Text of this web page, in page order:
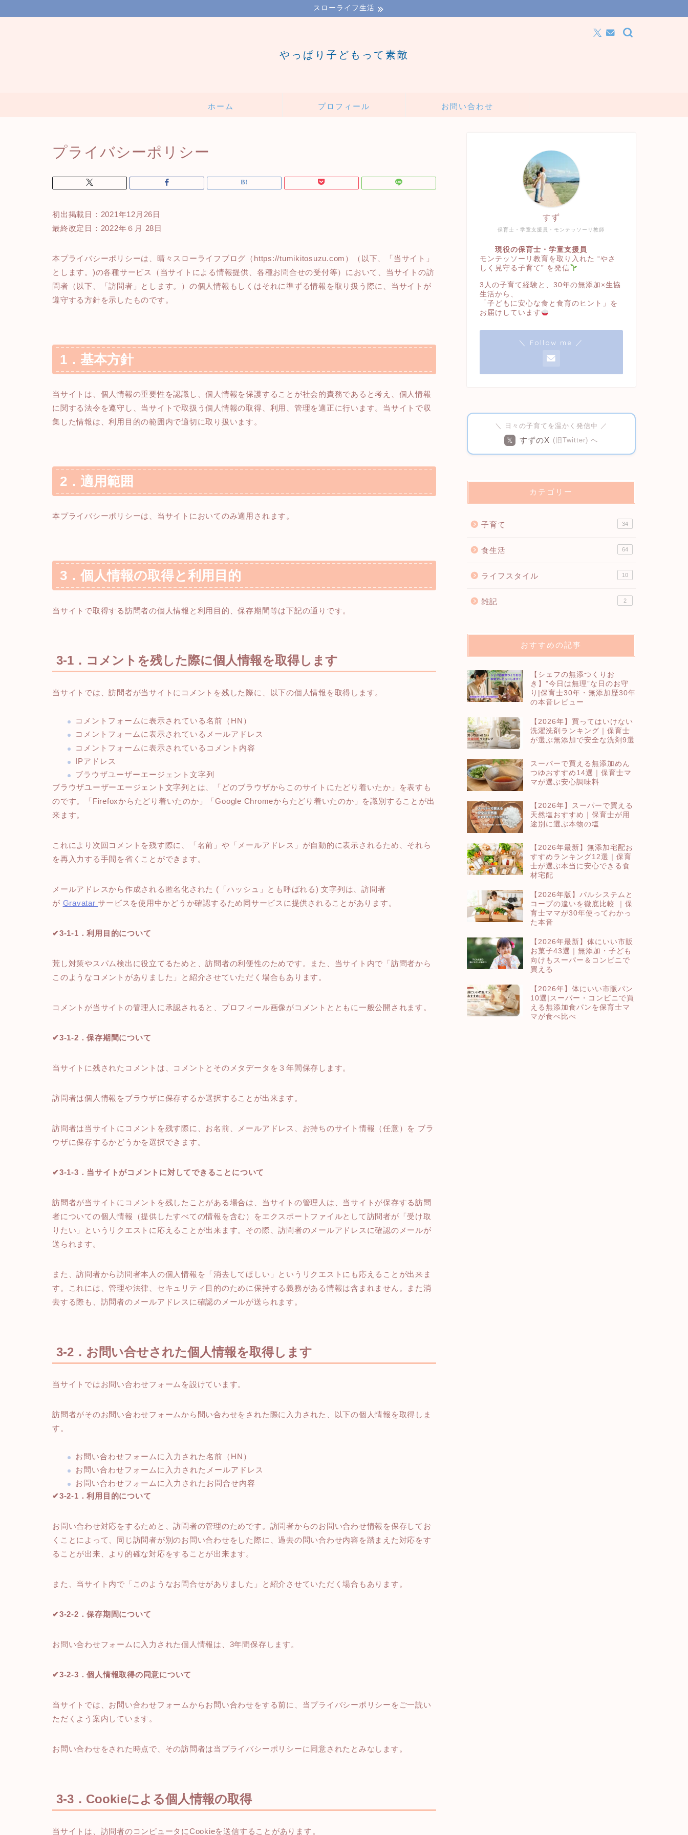
スローライフ生活
やっぱり子どもって素敵
ホーム プロフィール お問い合わせ
プライバシーポリシー
初出掲載日：2021年12月26日
最終改定日：2022年６月 28日
本プライバシーポリシーは、晴々スローライフブログ（https://tumikitosuzu.com）（以下、「当サイト」
とします。)の各種サービス（当サイトによる情報提供、各種お問合せの受付等）において、当サイトの訪
問者（以下、「訪問者」とします。）の個人情報もしくはそれに準ずる情報を取り扱う際に、当サイトが
遵守する方針を示したものです。
1．基本方針
当サイトは、個人情報の重要性を認識し、個人情報を保護することが社会的責務であると考え、個人情報
に関する法令を遵守し、当サイトで取扱う個人情報の取得、利用、管理を適正に行います。当サイトで収
集した情報は、利用目的の範囲内で適切に取り扱います。
2．適用範囲
本プライバシーポリシーは、当サイトにおいてのみ適用されます。
3．個人情報の取得と利用目的
当サイトで取得する訪問者の個人情報と利用目的、保存期間等は下記の通りです。
3-1．コメントを残した際に個人情報を取得します
当サイトでは、訪問者が当サイトにコメントを残した際に、以下の個人情報を取得します。
コメントフォームに表示されている名前（HN）
コメントフォームに表示されているメールアドレス
コメントフォームに表示されているコメント内容
IPアドレス
ブラウザユーザーエージェント文字列
ブラウザユーザーエージェント文字列とは、「どのブラウザからこのサイトにたどり着いたか」を表すも
のです。「Firefoxからたどり着いたのか」「Google Chromeからたどり着いたのか」を識別することが出
来ます。
これにより次回コメントを残す際に、「名前」や「メールアドレス」が自動的に表示されるため、それら
を再入力する手間を省くことができます。
メールアドレスから作成される匿名化された (「ハッシュ」とも呼ばれる) 文字列は、訪問者
が Gravatarサービスを使用中かどうか確認するため同サービスに提供されることがあります。
✔3-1-1．利用目的について
荒し対策やスパム検出に役立てるためと、訪問者の利便性のためです。また、当サイト内で「訪問者から
このようなコメントがありました」と紹介させていただく場合もあります。
コメントが当サイトの管理人に承認されると、プロフィール画像がコメントとともに一般公開されます。
✔3-1-2．保存期間について
当サイトに残されたコメントは、コメントとそのメタデータを３年間保存します。
訪問者は個人情報をブラウザに保存するか選択することが出来ます。
訪問者は当サイトにコメントを残す際に、お名前、メールアドレス、お持ちのサイト情報（任意）を ブラ
ウザに保存するかどうかを選択できます。
✔3-1-3．当サイトがコメントに対してできることについて
訪問者が当サイトにコメントを残したことがある場合は、当サイトの管理人は、当サイトが保存する訪問
者についての個人情報（提供したすべての情報を含む）をエクスポートファイルとして訪問者が「受け取
りたい」というリクエストに応えることが出来ます。その際、訪問者のメールアドレスに確認のメールが
送られます。
また、訪問者から訪問者本人の個人情報を「消去してほしい」というリクエストにも応えることが出来ま
す。これには、管理や法律、セキュリティ目的のために保持する義務がある情報は含まれません。また消
去する際も、訪問者のメールアドレスに確認のメールが送られます。
3-2．お問い合せされた個人情報を取得します
当サイトではお問い合わせフォームを設けています。
訪問者がそのお問い合わせフォームから問い合わせをされた際に入力された、以下の個人情報を取得しま
す。
お問い合わせフォームに入力された名前（HN）
お問い合わせフォームに入力されたメールアドレス
お問い合わせフォームに入力されたお問合せ内容
✔3-2-1．利用目的について
お問い合わせ対応をするためと、訪問者の管理のためです。訪問者からのお問い合わせ情報を保存してお
くことによって、同じ訪問者が別のお問い合わせをした際に、過去の問い合わせ内容を踏まえた対応をす
ることが出来、より的確な対応をすることが出来ます。
また、当サイト内で「このようなお問合せがありました」と紹介させていただく場合もあります。
✔3-2-2．保存期間について
お問い合わせフォームに入力された個人情報は、3年間保存します。
✔3-2-3．個人情報取得の同意について
当サイトでは、お問い合わせフォームからお問い合わせをする前に、当プライバシーポリシーをご一読い
ただくよう案内しています。
お問い合わせをされた時点で、その訪問者は当プライバシーポリシーに同意されたとみなします。
3-3．Cookieによる個人情報の取得
当サイトは、訪問者のコンピュータにCookieを送信することがあります。
保育士・学童支援員・モンテッソーリ教師
すず
現役の保育士・学童支援員
モンテッソーリ教育を取り入れた “やさ
しく見守る子育て” を発信
3人の子育て経験と、30年の無添加×生協
生活から、
「子どもに安心な食と食育のヒント」を
お届けしています
＼ Follow me ／
＼ 日々の子育てを温かく発信中 ／
𝕏 すずのX (旧Twitter) へ
カテゴリー
子育て 34
食生活 64
ライフスタイル 10
雑記 2
おすすめの記事
【シェフの無添つくりお
き】”今日は無理”な日のお守
り|保育士30年・無添加歴30年
の本音レビュー
【2026年】買ってはいけない
洗濯洗剤ランキング｜保育士
が選ぶ無添加で安全な洗剤9選
スーパーで買える無添加めん
つゆおすすめ14選｜保育士マ
マが選ぶ安心調味料
【2026年】スーパーで買える
天然塩おすすめ｜保育士が用
途別に選ぶ本物の塩
【2026年最新】無添加宅配お
すすめランキング12選｜保育
士が選ぶ本当に安心できる食
材宅配
【2026年版】パルシステムと
コープの違いを徹底比較 ｜保
育士ママが30年使ってわかっ
た本音
【2026年最新】体にいい市販
お菓子43選｜無添加・子ども
向けもスーパー＆コンビニで
買える
【2026年】体にいい市販パン
10選|スーパー・コンビニで買
える無添加食パンを保育士マ
マが食べ比べ